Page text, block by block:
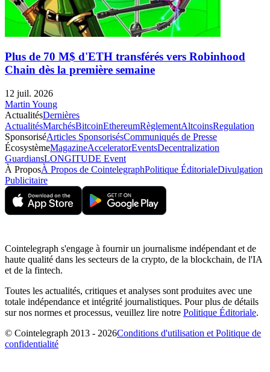
Plus de 70 M$ d'ETH transférés vers Robinhood
Chain dès la première semaine
12 juil. 2026
Martin Young
ActualitésDernières
ActualitésMarchésBitcoinEthereumRèglementAltcoinsRegulation
SponsoriséArticles SponsorisésCommuniqués de Presse
ÉcosystèmeMagazineAcceleratorEventsDecentralization
GuardiansLONGITUDE Event
À ProposÀ Propos de CointelegraphPolitique ÉditorialeDivulgation
Publicitaire
Cointelegraph s'engage à fournir un journalisme indépendant et de
haute qualité dans les secteurs de la crypto, de la blockchain, de l'IA
et de la fintech.
Toutes les actualités, critiques et analyses sont produites avec une
totale indépendance et intégrité journalistiques. Pour plus de détails
sur nos normes et processus, veuillez lire notre Politique Éditoriale.
© Cointelegraph 2013 - 2026Conditions d'utilisation et Politique de
confidentialité